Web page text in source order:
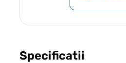
Specificatii